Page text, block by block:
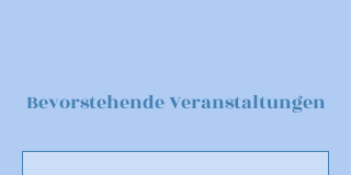
Bevorstehende Veranstaltungen